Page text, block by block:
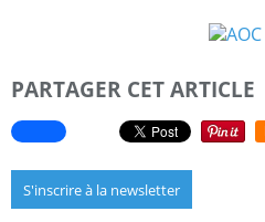
PARTAGER CET ARTICLE
S'inscrire à la newsletter